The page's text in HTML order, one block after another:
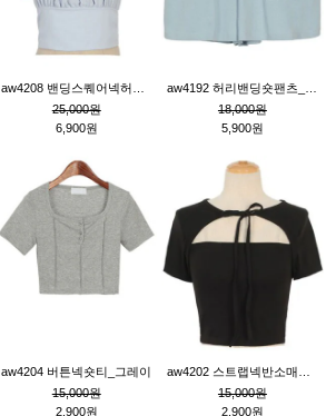
25,000원
6,900원
18,000원
5,900원
aw4204 버튼넥숏티_그레이
15,000원
2,900원
15,000원
2,900원